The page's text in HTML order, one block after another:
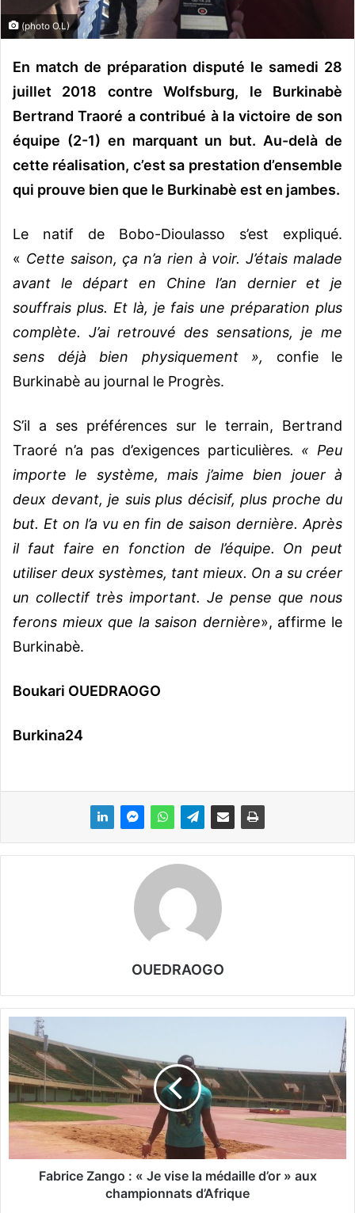
i
e
(photo O.L)
En match de préparation disputé le samedi 28
juillet 2018 contre Wolfsburg, le Burkinabè
Bertrand Traoré a contribué à la victoire de son
équipe (2-1) en marquant un but. Au-delà de
cette réalisation, c’est sa prestation d’ensemble
qui prouve bien que le Burkinabè est en jambes.
Le natif de Bobo-Dioulasso s’est expliqué.
« Cette saison, ça n’a rien à voir. J’étais malade
avant le départ en Chine l’an dernier et je
souffrais plus. Et là, je fais une préparation plus
complète. J’ai retrouvé des sensations, je me
sens déjà bien physiquement », confie le
Burkinabè au journal le Progrès.
S’il a ses préférences sur le terrain, Bertrand
Traoré n’a pas d’exigences particulières. «Peu
importe le système, mais j’aime bien jouer à
deux devant, je suis plus décisif, plus proche du
but. Et on l’a vu en fin de saison dernière. Après
il faut faire en fonction de l’équipe. On peut
utiliser deux systèmes, tant mieux. On a su créer
un collectif très important. Je pense que nous
ferons mieux que la saison dernière», affirme le
Burkinabè.
Boukari OUEDRAOGO
Burkina24
OUEDRAOGO
b
r
i
c
e
a
Fabrice Zango : « Je vise la médaille d’or » aux
championnats d’Afrique